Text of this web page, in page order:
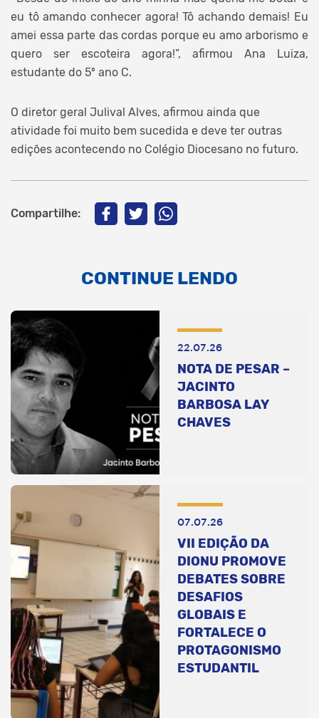
eu tô amando conhecer agora! Tô achando demais! Eu
amei essa parte das cordas porque eu amo arborismo e
quero ser escoteira agora!”, afirmou Ana Luiza,
estudante do 5º ano C.
O diretor geral Julival Alves, afirmou ainda que
atividade foi muito bem sucedida e deve ter outras
edições acontecendo no Colégio Diocesano no futuro.
Compartilhe:
CONTINUE LENDO
22.07.26
NOTA DE PESAR –
JACINTO
BARBOSA LAY
CHAVES
07.07.26
VII EDIÇÃO DA
DIONU PROMOVE
DEBATES SOBRE
DESAFIOS
GLOBAIS E
FORTALECE O
PROTAGONISMO
ESTUDANTIL